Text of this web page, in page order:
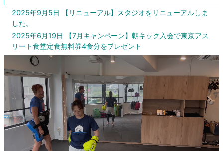
2025年9月5日
【リニューアル】スタジオをリニューアルしま
した。
2025年6月19日
【7月キャンペーン】朝キック入会で東京アス
リート食堂定食無料券4食分をプレゼント